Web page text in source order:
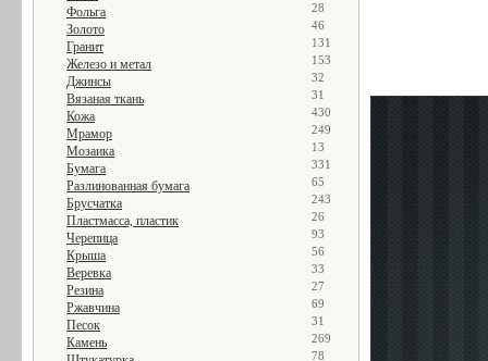
Фольга 28
Золото 46
Гранит 131
Железо и метал 153
Джинсы 32
Вязаная ткань 31
Кожа 430
Мрамор 249
Мозаика 13
Бумага 331
Разлинованная бумага 65
Брусчатка 243
Пластмасса, пластик 26
Черепица 93
Крыша 56
Веревка 33
Резина 27
Ржавчина 69
Песок 31
Камень 269
78